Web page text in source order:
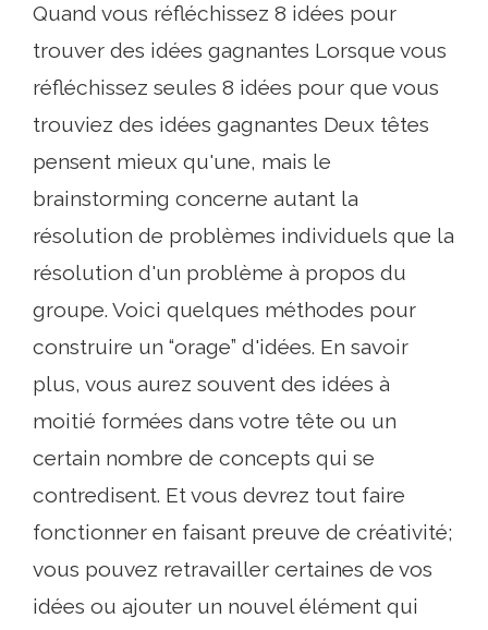
Quand vous réfléchissez 8 idées pour
trouver des idées gagnantes Lorsque vous
réfléchissez seules 8 idées pour que vous
trouviez des idées gagnantes Deux têtes
pensent mieux qu'une, mais le
brainstorming concerne autant la
résolution de problèmes individuels que la
résolution d'un problème à propos du
groupe. Voici quelques méthodes pour
construire un “orage” d'idées. En savoir
plus, vous aurez souvent des idées à
moitié formées dans votre tête ou un
certain nombre de concepts qui se
contredisent. Et vous devrez tout faire
fonctionner en faisant preuve de créativité;
vous pouvez retravailler certaines de vos
idées ou ajouter un nouvel élément qui